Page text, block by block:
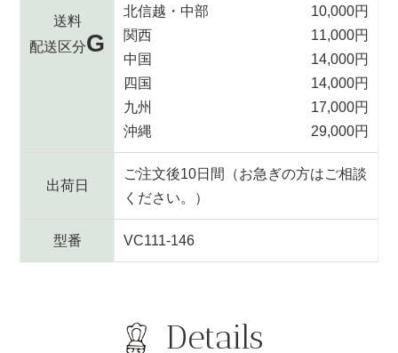
送料
配送区分G
北信越・中部
10,000円
関西
11,000円
中国
14,000円
四国
14,000円
九州
17,000円
沖縄
29,000円
出荷日
ご注文後10日間（お急ぎの方はご相談
ください。）
型番 VC111-146
Details